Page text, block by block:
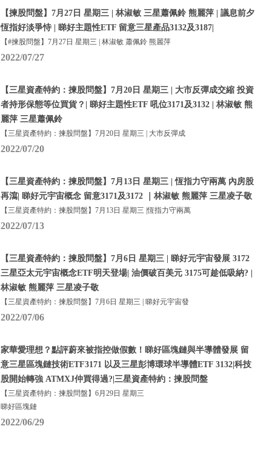
【揀股問盤】7月27日 星期三 | 林淑敏 三星蕭佩鈴 熊麗萍 | 議息前夕
恆指好淡爭恃 | 睇好主題性ETF 留意三星產品3132及3187|
【#揀股問盤】7月27日 星期三 | 林淑敏 蕭佩鈴 熊麗萍
2022/07/27
【三星資產特約：揀股問盤】7月20日 星期三 | 大市反彈成交縮 投資
者持形保態等位買貨？| 睇好主題性ETF 吼位3171及3132 | 林淑敏 熊
麗萍 三星蕭佩鈴
【三星資產特約：揀股問盤】7月20日 星期三 | 大市反彈成
2022/07/20
【三星資產特約：揀股問盤】7月13日 星期三 | 恆指力守兩萬 內房股
再瀉| 睇好元宇宙概念 留意3171及3172 ｜林淑敏 熊麗萍 三星凌子敬
【三星資產特約：揀股問盤】7月13日 星期三 |恆指力守兩萬
2022/07/13
【三星資產特約：揀股問盤】7月6日 星期三 | 睇好元宇宙發展 3172
三星亞太元宇宙概念ETF明天登場| 油價破百美元 3175可趁低吸納? |
林淑敏 熊麗萍 三星凌子敬
【三星資產特約：揀股問盤】7月6日 星期三 | 睇好元宇宙發
2022/07/06
家華愛理想？點評蔚來被指控做假數！睇好區塊鏈與半導體發展 留
意三星區塊鏈技術ETF3171 以及三星彭博環球半導體ETF 3132|科技
股開始轉強 ATMXJ仲買得過?|三星資產特約：揀股問盤
【三星資產特約：揀股問盤】6月29日 星期三
睇好區塊鏈
2022/06/29